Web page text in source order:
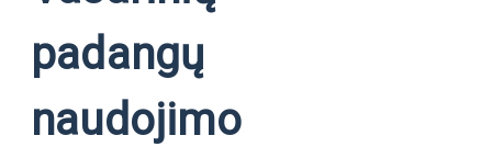
padangų
naudojimo